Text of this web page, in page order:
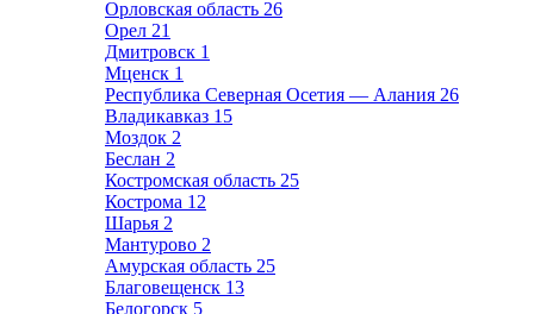
Орловская область 26
Орел 21
Дмитровск 1
Мценск 1
Республика Северная Осетия — Алания 26
Владикавказ 15
Моздок 2
Беслан 2
Костромская область 25
Кострома 12
Шарья 2
Мантурово 2
Амурская область 25
Благовещенск 13
Белогорск 5